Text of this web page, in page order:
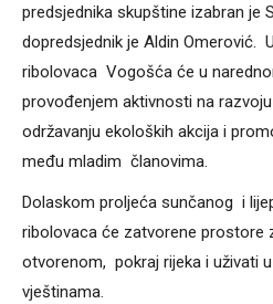
predsjednika skupštine izabran je
dopredsjednik je Aldin Omerović.
ribolovaca Vogošća će u
provođenjem aktivnosti na
održavanju ekoloških akcija i
među mladim članovima.
Dolaskom proljeća sunčanog i
ribolovaca će zatvorene prostore
otvorenom, pokraj rijeka i uživati
vještinama.